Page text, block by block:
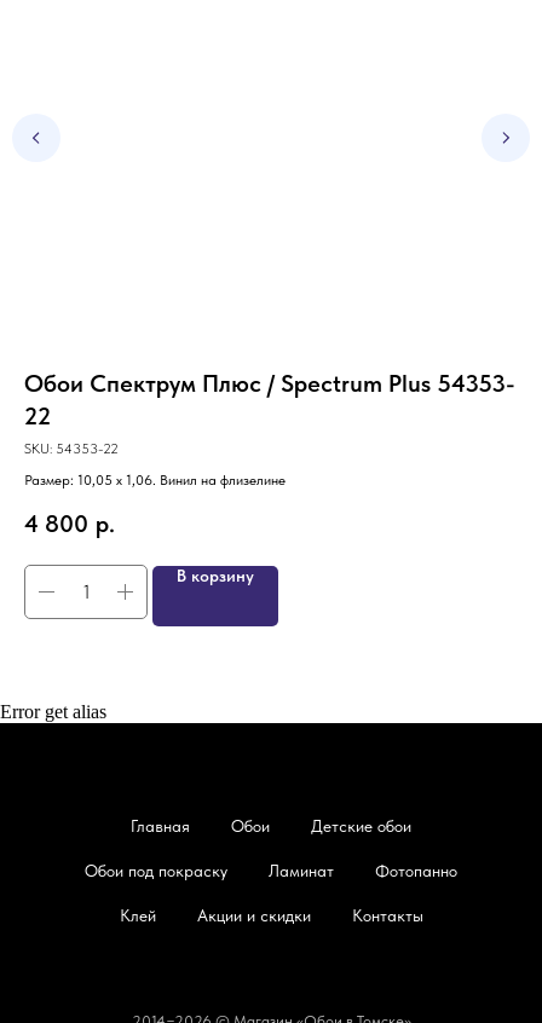
Обои Спектрум Плюс / Spectrum Plus 54353-
22
SKU: 54353-22
Размер: 10,05 х 1,06. Винил на флизелине
4 800 р.
В корзину
Error get alias
Главная Обои Детские обои
Обои под покраску Ламинат Фотопанно
Клей Акции и скидки Контакты